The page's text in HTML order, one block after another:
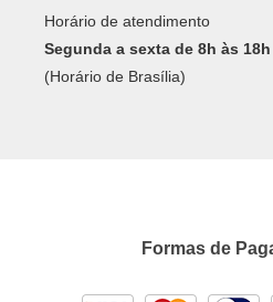
Horário de atendimento
Segunda a sexta de 8h às 18h
(Horário de Brasília)
Formas de